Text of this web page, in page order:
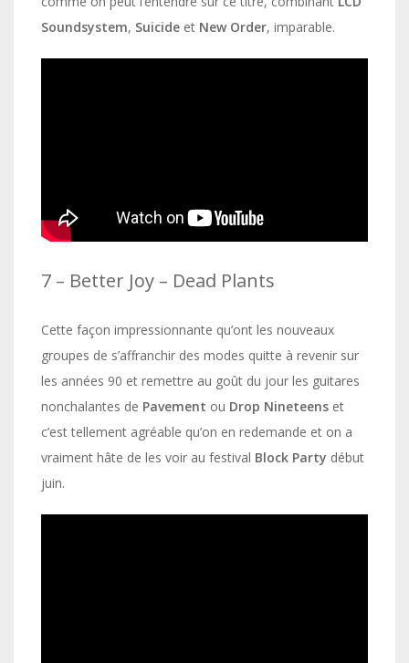
Soundsystem, Suicide et New Order, imparable.
7 – Better Joy – Dead Plants
Cette façon impressionnante qu’ont les nouveaux
groupes de s’affranchir des modes quitte à revenir sur
les années 90 et remettre au goût du jour les guitares
nonchalantes de Pavement ou Drop Nineteens et
c’est tellement agréable qu’on en redemande et on a
vraiment hâte de les voir au festival Block Party début
juin.